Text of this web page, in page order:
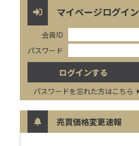
マイページログイン
会員ID
パスワード
パスワードを忘れた方はこちら
売買価格変更速報